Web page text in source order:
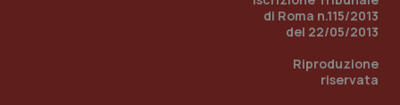
di Roma n.115/2013
del 22/05/2013
Riproduzione
riservata